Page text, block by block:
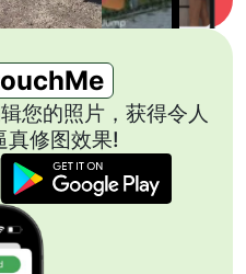
您的照片，获得令人
真修图效果!